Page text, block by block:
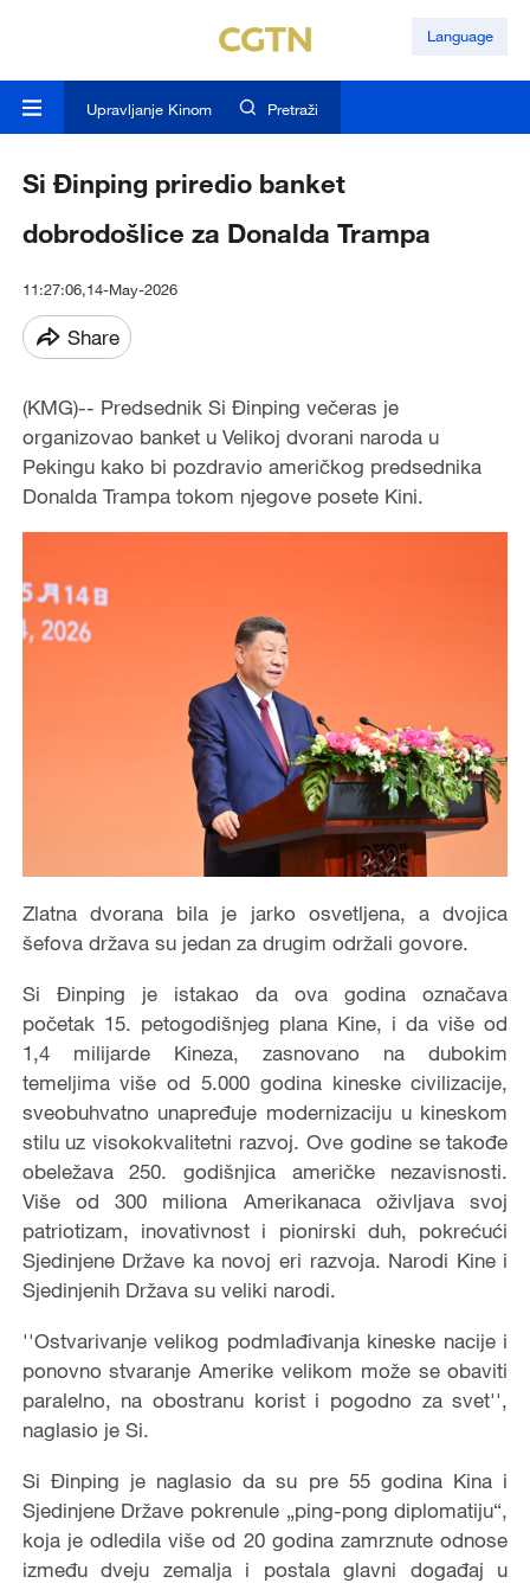
Language
Upravljanje Kinom Pretraži
Si Đinping priredio banket
dobrodošlice za Donalda Trampa
11:27:06,14-May-2026
Share
(KMG)-- Predsednik Si Đinping večeras je
organizovao banket u Velikoj dvorani naroda u
Pekingu kako bi pozdravio američkog predsednika
Donalda Trampa tokom njegove posete Kini.
Zlatna dvorana bila je jarko osvetljena, a dvojica
šefova država su jedan za drugim održali govore.
Si Đinping je istakao da ova godina označava
početak 15. petogodišnjeg plana Kine, i da više od
1,4 milijarde Kineza, zasnovano na dubokim
temeljima više od 5.000 godina kineske civilizacije,
sveobuhvatno unapređuje modernizaciju u kineskom
stilu uz visokokvalitetni razvoj. Ove godine se takođe
obeležava 250. godišnjica američke nezavisnosti.
Više od 300 miliona Amerikanaca oživljava svoj
patriotizam, inovativnost i pionirski duh, pokrećući
Sjedinjene Države ka novoj eri razvoja. Narodi Kine i
Sjedinjenih Država su veliki narodi.
''Ostvarivanje velikog podmlađivanja kineske nacije i
ponovno stvaranje Amerike velikom može se obaviti
paralelno, na obostranu korist i pogodno za svet'',
naglasio je Si.
Si Đinping je naglasio da su pre 55 godina Kina i
Sjedinjene Države pokrenule „ping-pong diplomatiju“,
koja je odledila više od 20 godina zamrznute odnose
između dveju zemalja i postala glavni događaj u